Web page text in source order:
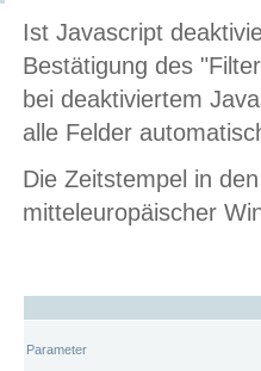
Ist Javascript
Bestätigung des
bei deaktiviertem
alle Felder
Die Zeitstempel in
mitteleuropäischer
Parameter